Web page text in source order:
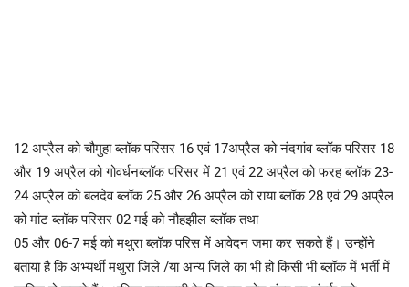
12 अप्रैल को चौमुहा ब्लॉक परिसर 16 एवं 17अप्रैल को नंदगांव ब्लॉक परिसर 18
और 19 अप्रैल को गोवर्धनब्लॉक परिसर में 21 एवं 22 अप्रैल को फरह ब्लॉक 23-
24 अप्रैल को बलदेव ब्लॉक 25 और 26 अप्रैल को राया ब्लॉक 28 एवं 29 अप्रैल
को मांट ब्लॉक परिसर 02 मई को नौहझील ब्लॉक तथा
05 और 06-7 मई को मथुरा ब्लॉक परिस में आवेदन जमा कर सकते हैं। उन्होंने
बताया है कि अभ्यर्थी मथुरा जिले /या अन्य जिले का भी हो किसी भी ब्लॉक में भर्ती में